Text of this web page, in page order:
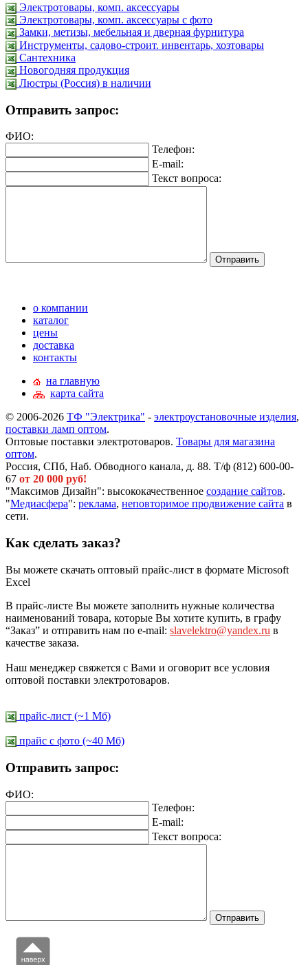
Электротовары, комп. аксессуары
Электротовары, комп. аксессуары с фото
Замки, метизы, мебельная и дверная фурнитура
Инструменты, садово-строит. инвентарь, хозтовары
Сантехника
Новогодняя продукция
Люстры (Россия) в наличии
Отправить запрос:
ФИО:
Телефон:
E-mail:
Текст вопроса:
о компании
каталог
цены
доставка
контакты
на главную
карта сайта
© 2006-2026 ТФ "Электрика" - электроустановочные изделия,
поставки ламп оптом.
Оптовые поставки электротоваров. Товары для магазина
оптом.
Россия, СПб, Наб. Обводного канала, д. 88. Т/ф (812) 600-00-
67 от 20 000 руб!
"Максимов Дизайн": высококачественное создание сайтов.
"Медиасфера": реклама, неповторимое продвижение сайта в
сети.
Как сделать заказ?
Вы можете скачать оптовый прайс-лист в формате Microsoft
Excel
В прайс-листе Вы можете заполнить нужные количества
наименований товара, которые Вы хотите купить, в графу
“Заказ” и отправить нам по e-mail: slavelektro@yandex.ru в
качестве заказа.
Наш менеджер свяжется с Вами и оговорит все условия
оптовой поставки электротоваров.
прайс-лист (~1 Мб)
прайс c фото (~40 Мб)
Отправить запрос:
ФИО:
Телефон:
E-mail:
Текст вопроса: